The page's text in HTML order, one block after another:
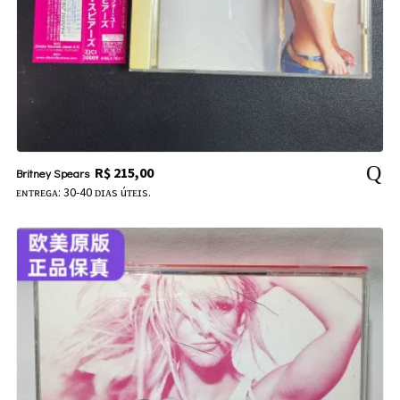
Britney Spears R$215,00
ᴇɴᴛʀᴇɢᴀ: 30-40 ᴅɪᴀs úᴛᴇɪs.